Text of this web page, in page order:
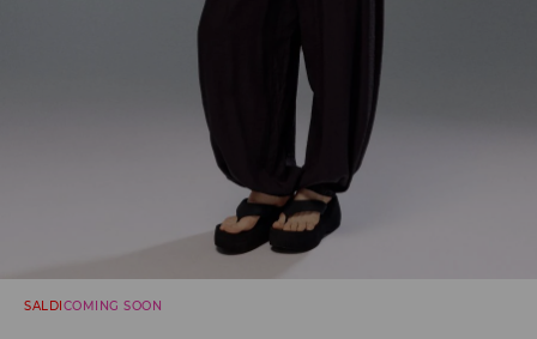
SALDI COMING SOON